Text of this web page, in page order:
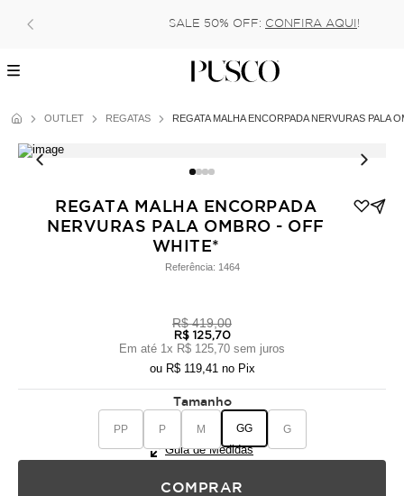
SALE 50% OFF:CONFIRA AQUI !
OUTLET REGATAS REGATA MALHA ENCORPADA NERVURAS PALA
REGATA MALHA ENCORPADA
NERVURAS PALA OMBRO - OFF
WHITE*
Referência: 1464
R$ 419,00
R$ 125,70
Em até 1x R$ 125,70 sem juros
ou R$ 119,41no Pix
Tamanho
PP P M GG G
Guia de Medidas
COMPRAR